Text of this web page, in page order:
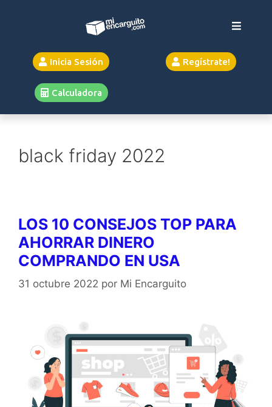
Inicia Sesión Regístrate!
Calculadora
black friday 2022
LOS 10 CONSEJOS TOP PARA
AHORRAR DINERO
COMPRANDO EN USA
31 octubre 2022 por Mi Encarguito